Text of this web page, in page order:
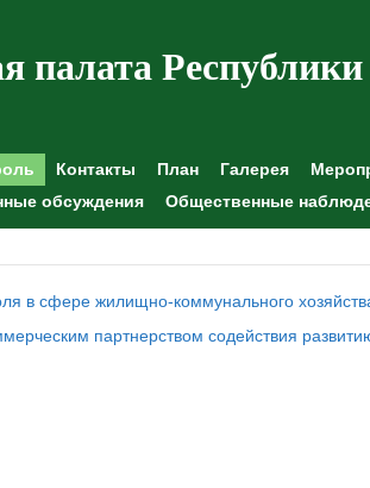
палата
Контакты План Галерея
обсуждения Общественные
в сфере жилищно-коммунального
партнерством содействия